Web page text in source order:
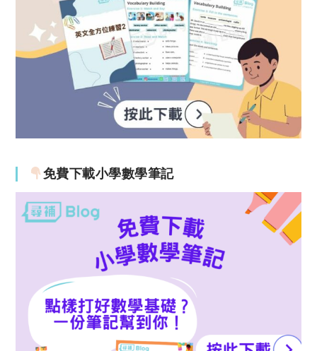
免費下載小學數學筆記